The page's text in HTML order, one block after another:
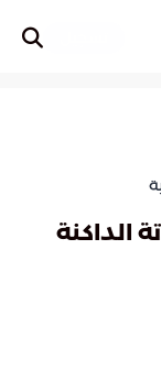
الداكنة